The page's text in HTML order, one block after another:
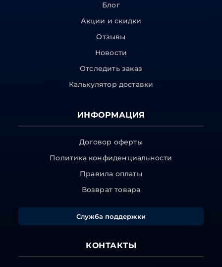
Блог
Акции и скидки
Отзывы
Новости
Отследить заказ
Калькулятор доставки
ИНФОРМАЦИЯ
Договор оферты
Политика конфиденциальности
Правила оплаты
Возврат товара
Служба поддержки
КОНТАКТЫ